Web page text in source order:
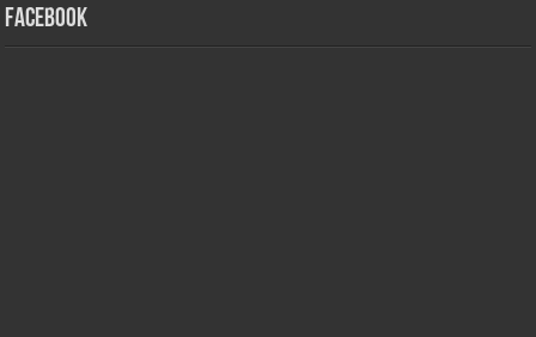
FACEBOOK